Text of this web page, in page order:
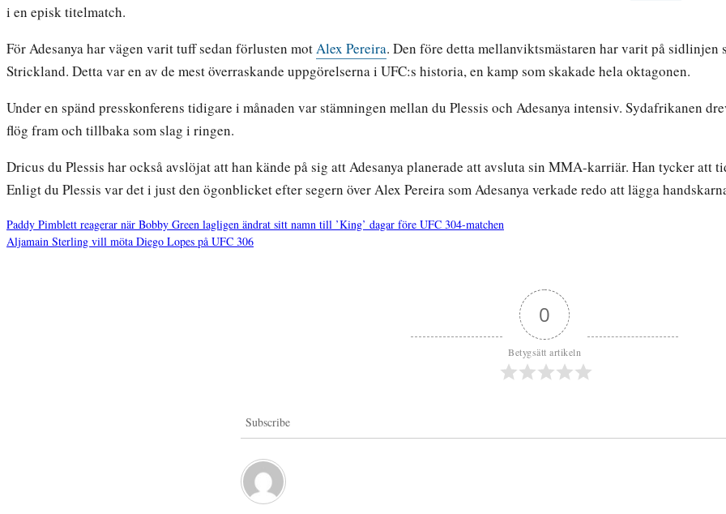
i en episk titelmatch.
För Adesanya har vägen varit tuff sedan förlusten motAlex Pereira. Den före detta mellanviktsmästaren har varit på sidlinjen
Strickland. Detta var en av de mest överraskande uppgörelserna i UFC:s historia, en kamp som skakade hela oktagonen.
Under en spänd presskonferens tidigare i månaden var stämningen mellan du Plessis och Adesanya intensiv. Sydafrikanen
flög fram och tillbaka som slag i ringen.
Dricus du Plessis har också avslöjat att han kände på sig att Adesanya planerade att avsluta sin MMA-karriär. Han tycker
Enligt du Plessis var det i just den ögonblicket efter segern över Alex Pereira som Adesanya verkade redo att lägga
Paddy Pimblett reagerar när Bobby Green lagligen ändrat sitt namn till ’King’ dagar före UFC 304-matchen
Aljamain Sterling vill möta Diego Lopes på UFC 306
0
Betygsätt artikeln
Subscribe